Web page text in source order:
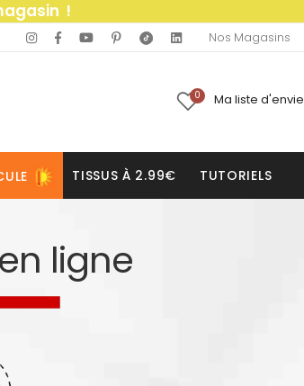
!
Nos Magasins
0 Ma liste d'envie
TISSUS À 2.99€ TUTORIELS
ligne